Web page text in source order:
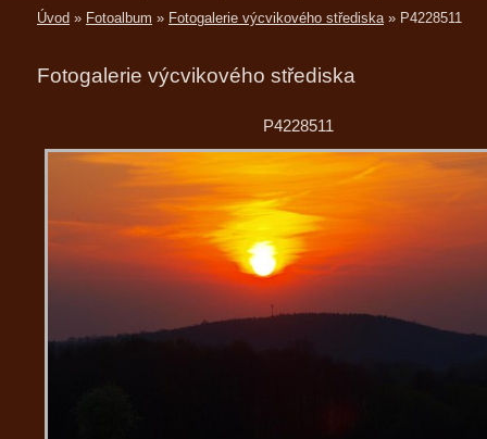
Úvod » Fotoalbum » Fotogalerie výcvikového střediska» P4228511
Fotogalerie výcvikového střediska
P4228511